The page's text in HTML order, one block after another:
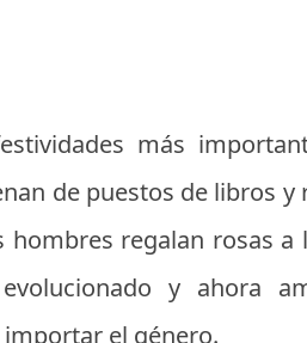
más
de puestos de libros
regalan rosas
y ahora
el género.